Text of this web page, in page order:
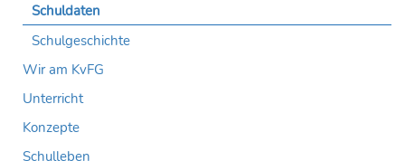
Schuldaten
Schulgeschichte
Wir am KvFG
Unterricht
Konzepte
Schulleben